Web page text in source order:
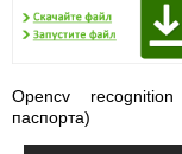
Opencv
паспорта)